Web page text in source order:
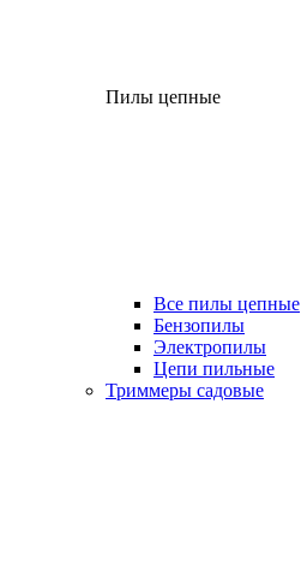
Пилы цепные
Все пилы цепные
Бензопилы
Электропилы
Цепи пильные
Триммеры садовые